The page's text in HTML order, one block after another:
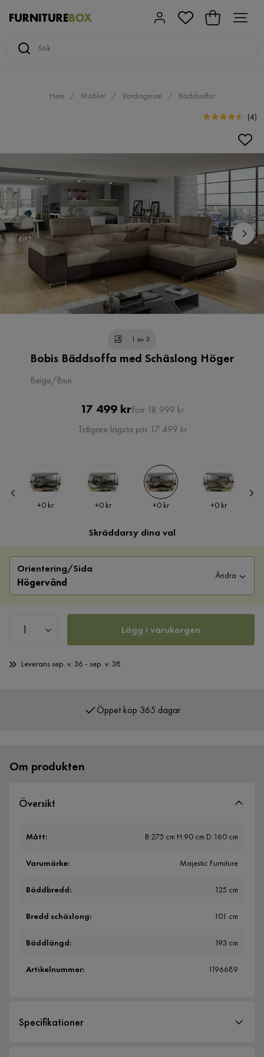
Hem Möbler Vardagsrum
Bäddsoffor
(4)
1 av 3
Bobis Bäddsoffa med Schäslong Höger
Beige/Brun
Pris
17 499 krOriginal
Pris
Förr 18 999 kr
Tidigare lägsta pris 17 499 kr
Pris
+0 kr Pris
+0 kr Pris
+0 kr Pris
+0 kr
Skräddarsy dina val
Orientering/Sida
Högervänd
Ändra
Lägg i varukorgen
Leverans sep. v. 36 - sep. v. 38
Över 400 000 nöjda kunder
Om produkten
Översikt
Mått: B:275 cm H:90 cm D:160 cm
Varumärke: Majestic Furniture
Bäddbredd: 125 cm
Bredd schäslong: 101 cm
Bäddlängd: 193 cm
Artikelnummer: 1196689
Specifikationer